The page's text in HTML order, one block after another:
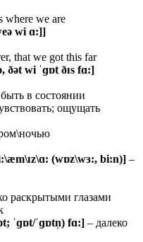
where we are
wi ɑ:]]
that we got this far
ðət wi ˈɡɒt ðɪs fɑ:]
в состоянии
ощущать
m\ɪz\ɑ: (wɒz\wɜ:, bi:n)] –
раскрытыми глазами
t; ˈɡɒt/ˈɡɒtn̩) fɑ:] – далеко